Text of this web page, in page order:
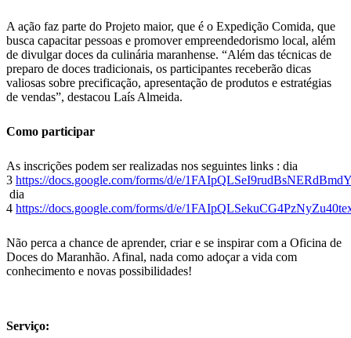
A ação faz parte do Projeto maior, que é o Expedição Comida, que
busca capacitar pessoas e promover empreendedorismo local, além
de divulgar doces da culinária maranhense. “Além das técnicas de
preparo de doces tradicionais, os participantes receberão dicas
valiosas sobre precificação, apresentação de produtos e estratégias
de vendas”, destacou Laís Almeida.
Como participar
As inscrições podem ser realizadas nos seguintes links : dia
3 https://docs.google.com/forms/d/e/
dia
4 https://docs.google.com/forms/d/e/
Não perca a chance de aprender, criar e se inspirar com a Oficina de
Doces do Maranhão. Afinal, nada como adoçar a vida com
conhecimento e novas possibilidades!
Serviço: